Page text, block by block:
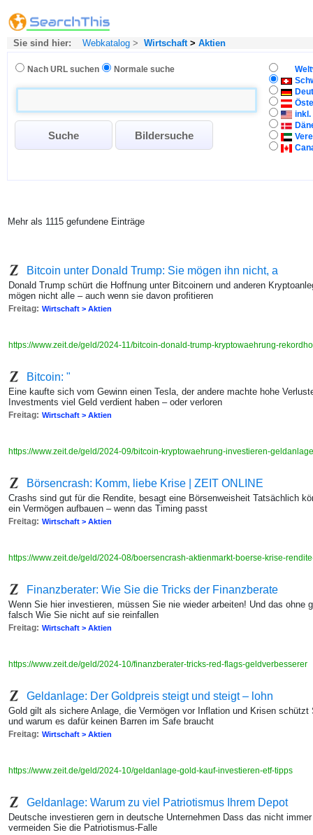
Sie sind hier: Webkatalog > Wirtschaft> Aktien
Nach URL suchen Normale suche
inkl.
Mehr als 1115 gefundene Einträge
Bitcoin unter Donald Trump: Sie mögen ihn nicht, a
Donald Trump schürt die Hoffnung unter Bitcoinern und anderen
mögen nicht alle – auch wenn sie davon profitieren
Freitag: Wirtschaft > Aktien
https://www.zeit.de/geld/2024-11/bitcoin-donald-trump-kryptowaehrung-
Bitcoin: "
Eine kaufte sich vom Gewinn einen Tesla, der andere machte hohe
Investments viel Geld verdient haben – oder verloren
Freitag: Wirtschaft > Aktien
https://www.zeit.de/geld/2024-09/bitcoin-kryptowaehrung-investieren-
Börsencrash: Komm, liebe Krise | ZEIT ONLINE
Crashs sind gut für die Rendite, besagt eine Börsenweisheit Tatsächlich
ein Vermögen aufbauen – wenn das Timing passt
Freitag: Wirtschaft > Aktien
https://www.zeit.de/geld/2024-08/boersencrash-aktienmarkt-boerse-krise-
Finanzberater: Wie Sie die Tricks der Finanzberate
Wenn Sie hier investieren, müssen Sie nie wieder arbeiten! Und das ohne
falsch Wie Sie nicht auf sie reinfallen
Freitag: Wirtschaft > Aktien
https://www.zeit.de/geld/2024-10/finanzberater-tricks-red-flags-geldverbesserer
Geldanlage: Der Goldpreis steigt und steigt – lohn
Gold gilt als sichere Anlage, die Vermögen vor Inflation und Krisen
und warum es dafür keinen Barren im Safe braucht
Freitag: Wirtschaft > Aktien
https://www.zeit.de/geld/2024-10/geldanlage-gold-kauf-investieren-etf-tipps
Geldanlage: Warum zu viel Patriotismus Ihrem Depot
Deutsche investieren gern in deutsche Unternehmen Dass das nicht
vermeiden Sie die Patriotismus-Falle